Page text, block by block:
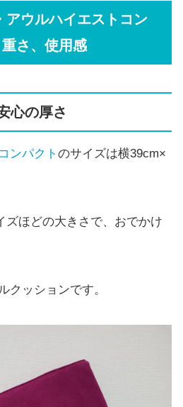
アウルハイエストコン
さ、使用感
心の厚さ
ンパクト のサイズは横39cm×
ズほどの大きさで、おでかけ
クッションです。